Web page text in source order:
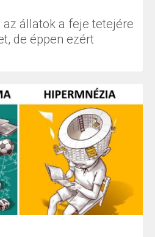
állatok a feje tetejére
de éppen ezért